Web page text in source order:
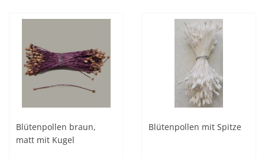
Blütenpollen braun,
matt mit Kugel
Blütenpollen mit Spitze